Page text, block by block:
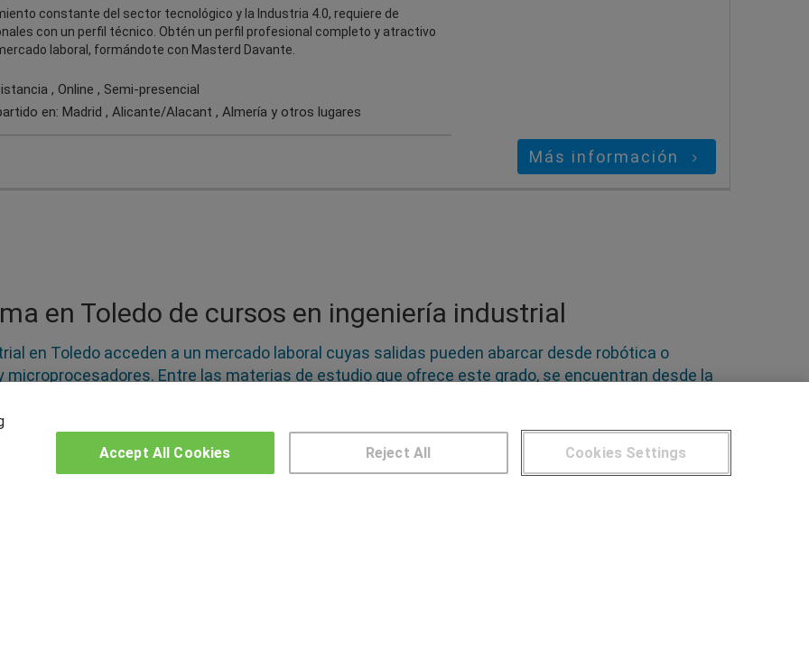
constante del sector tecnológico y la Industria 4.0, requiere de
con un perfil técnico. Obtén un perfil profesional completo y atractivo
laboral, formándote con Masterd Davante.
, Online , Semi-presencial
en: Madrid , Alicante/Alacant , Almería y otros lugares
Más información
en Toledo de cursos en ingeniería industrial
en Toledo acceden a un mercado laboral cuyas salidas pueden abarcar desde robótica o
Entre las materias de estudio que ofrece este grado, se encuentran desde la
el nivel del idioma y adquirir vocabulario técnico. Elige el grado que mejor se adapte a tus
que será capaz de construir, modificar y reparar instalaciones eléctrica, energéticas y
Cookies Settings
Reject All
Accept All Cookies